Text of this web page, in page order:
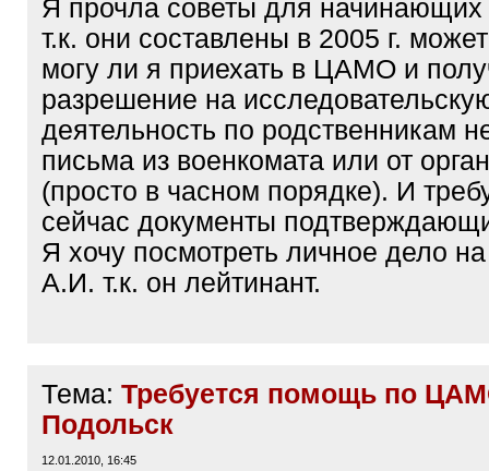
Я прочла советы для
т.к. они составлены в 2005 г.
могу ли я приехать в ЦАМО и
разрешение на
деятельность по родственникам
письма из военкомата или от
(просто в часном порядке). И
сейчас документы
Я хочу посмотреть личное дело
А.И. т.к. он лейтинант.
Тема: Требуется помощь по
Подольск
12.01.2010, 16:45